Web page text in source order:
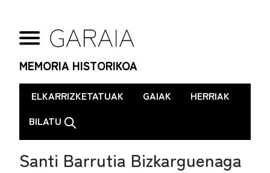
MEMORIA HISTORIKOA
. ELKARRIZKETATUAK GAIAK
HERRIAK
BILATU
Santi Barrutia Bizkarguenaga